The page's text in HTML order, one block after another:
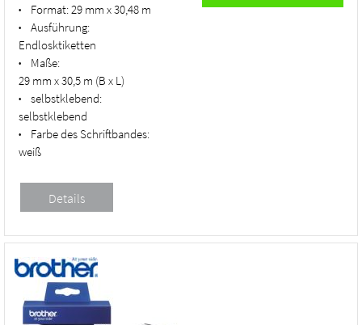
• Format:29 mm x 30,48 m
•
Ausführung:
Endlosktiketten
•
Maße:
29 mm x 30,5 m (B x L)
•
selbstklebend:
selbstklebend
•
Farbe des Schriftbandes:
weiß